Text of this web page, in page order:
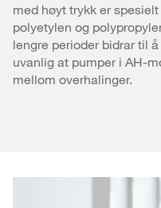
med høyt trykk er
polyetylen og
lengre perioder bidrar til
uvanlig at pumper i AH-
mellom overhalinger.